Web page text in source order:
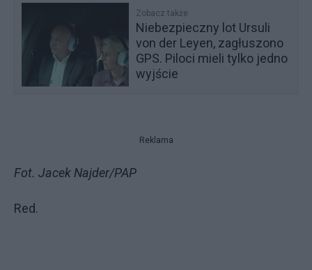
Zobacz także
Niebezpieczny lot Ursuli
von der Leyen, zagłuszono
GPS. Piloci mieli tylko jedno
wyjście
Reklama
Fot. Jacek Najder/PAP
Red.